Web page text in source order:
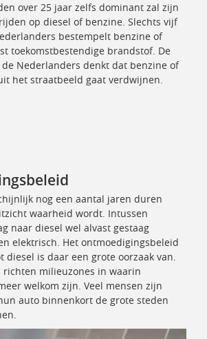
over 25 jaar zelfs dominant zal zijn
op diesel of benzine. Slechts vijf
bestempelt benzine of
toekomstbestendige brandstof. De
Nederlanders denkt dat benzine of
het straatbeeld gaat verdwijnen.
nog een aantal jaren duren
waarheid wordt. Intussen
naar diesel wel alvast gestaag
elektrisch. Het ontmoedigingsbeleid
diesel is daar een grote oorzaak van.
richten milieuzones in waarin
welkom zijn. Veel mensen zijn
auto binnenkort de grote steden